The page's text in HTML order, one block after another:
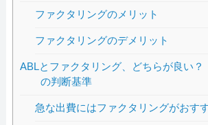
ファクタリングのメリット
ファクタリングのデメリット
ABLとファクタリング、どちらが良い
の判断基準
急な出費にはファクタリングがおす